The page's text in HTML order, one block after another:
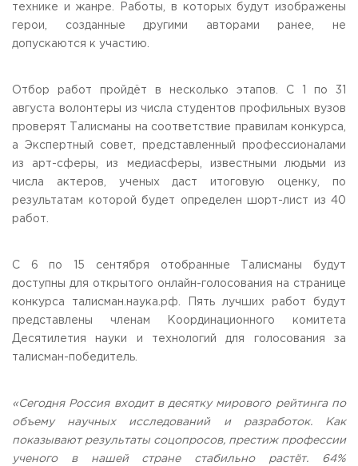
пн-чт: с 09:00 до 18:00;
пт: с 09:00 до 16:45;
сб-вс: выходной
пн-пт: с 10:00 до 17:00;
вс: выходной.
технике и жанре. Работы, в которых будут изображены
герои, созданные другими авторами ранее, не
допускаются к участию.
Отбор работ пройдёт в несколько этапов. С 1 по 31
августа волонтеры из числа студентов профильных вузов
проверят Талисманы на соответствие правилам конкурса,
а Экспертный совет, представленный профессионалами
из арт-сферы, из медиасферы, известными людьми из
числа актеров, ученых даст итоговую оценку, по
результатам которой будет определен шорт-лист из 40
работ.
С 6 по 15 сентября отобранные Талисманы будут
доступны для открытого онлайн-голосования на странице
конкурса талисман.наука.рф. Пять лучших работ будут
представлены членам Координационного комитета
Десятилетия науки и технологий для голосования за
талисман-победитель.
«Сегодня Россия входит в десятку мирового рейтинга по
объему научных исследований и разработок. Как
показывают результаты соцопросов, престиж профессии
ученого в нашей стране стабильно растёт. 64%